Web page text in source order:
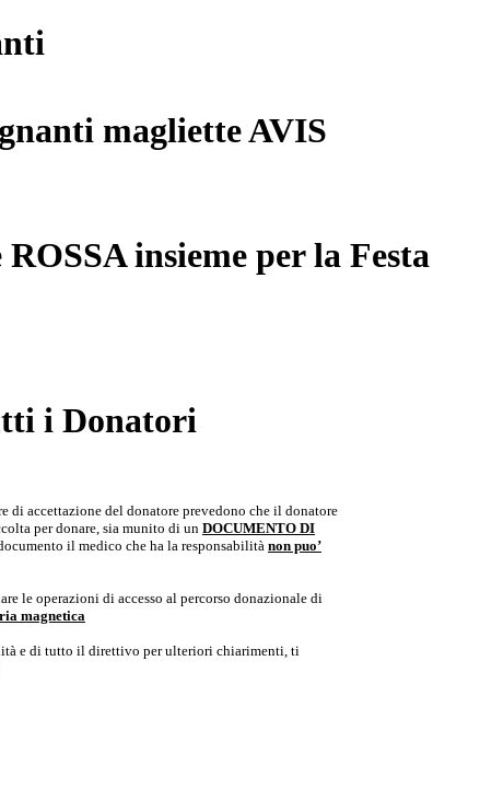
magliette AVIS
insieme per la Festa
i Donatori
di accettazione del donatore prevedono che il donatore
per donare, sia munito di un DOCUMENTO DI
il medico che ha la responsabilità non puo’
le operazioni di accesso al percorso donazionale di
magnetica
e di tutto il direttivo per ulteriori chiarimenti, ti